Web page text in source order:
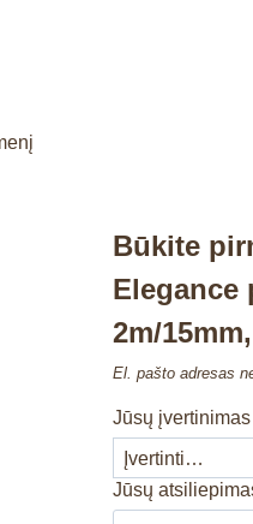
Būkite
Elegance
2m/
El. pašto adresas
Jūsų
Jūsų